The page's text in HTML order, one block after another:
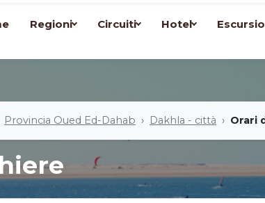
Regioni Circuiti Hotel
Provincia Oued Ed-Dahab Dakhla - città Orari